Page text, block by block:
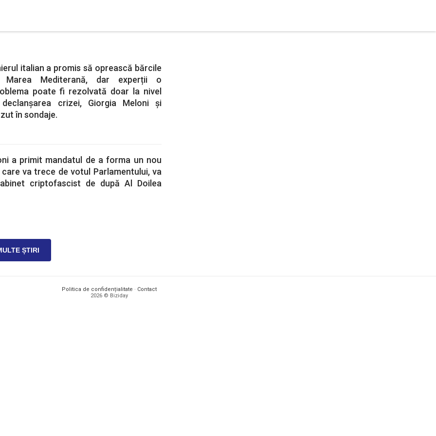
italian a promis să oprească bărcile
Mediterană, dar experții o
poate fi rezolvată doar la nivel
crizei, Giorgia Meloni și
în sondaje.
a primit mandatul de a forma un nou
va trece de votul Parlamentului, va
criptofascist de după Al Doilea
ȘTIRI
Politica de confidențialitate · Contact
2026 © Biziday